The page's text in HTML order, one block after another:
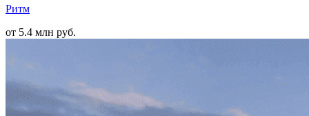
Ритм
от 5.4 млн руб.